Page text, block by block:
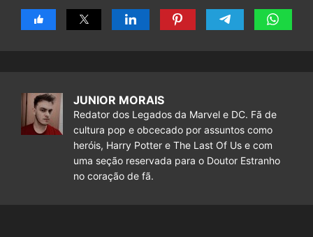
JUNIOR MORAIS
Redator dos Legados da Marvel e DC. Fã de
cultura pop e obcecado por assuntos como
heróis, Harry Potter e The Last Of Us e com
uma seção reservada para o Doutor Estranho
no coração de fã.